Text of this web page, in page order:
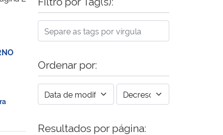
Ordenar por:
Resultados por página: